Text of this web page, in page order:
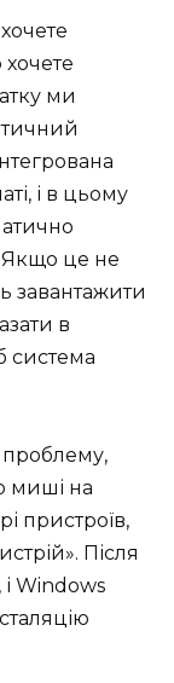
ми
і в цьому
Якщо це не
завантажити
в
система
миші на
пристроїв,
Після
Windows